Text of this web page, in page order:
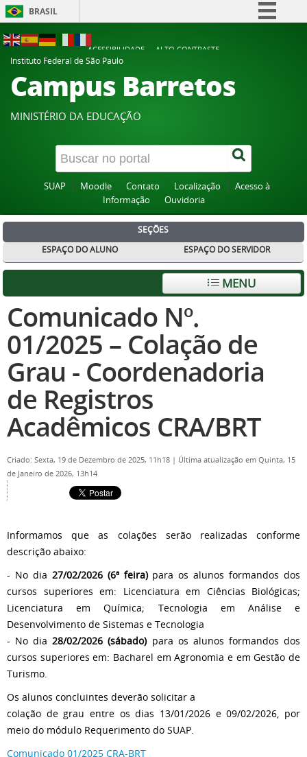
BRASIL
Participe
Acesso à informação
Canais
ACESSIBILIDADE
ALTO CONTRASTE
Instituto Federal de São Paulo
Campus Barretos
MINISTÉRIO DA EDUCAÇÃO
SUAP Moodle Contato Localização
Acesso à
Informação
Ouvidoria
SEÇÕES
ESPAÇO DO ALUNO
ESPAÇO DO SERVIDOR
MENU
Comunicado Nº.
01/2025 – Colação de
Grau - Coordenadoria
de Registros
Acadêmicos CRA/BRT
Criado: Sexta, 19 de Dezembro de 2025, 11h18 | Última atualização em Quinta, 15
de Janeiro de 2026, 13h14
Informamos que as colações serão realizadas conforme
descrição abaixo:
- No dia 27/02/2026 (6ª feira)para os alunos formandos dos
cursos superiores em: Licenciatura em Ciências Biológicas;
Licenciatura em Química; Tecnologia em Análise e
Desenvolvimento de Sistemas e Tecnologia
- No dia28/02/2026 (sábado)para os alunos formandos dos
cursos superiores em: Bacharel em Agronomia e em Gestão de
Turismo.
Os alunos concluintes deverão solicitar a
colação de grau entre os dias 13/01/2026 e 09/02/2026, por
meio do módulo Requerimento do SUAP.
Comunicado 01/2025 CRA-BRT